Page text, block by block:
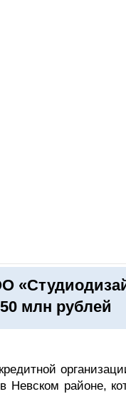
млн рублей
Невском районе,